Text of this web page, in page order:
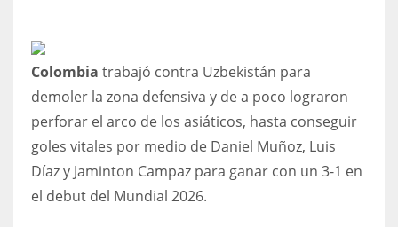
ATL
24
34
Colombia trabajó contra Uzbekistán para
demoler la zona defensiva y de a poco lograron
perforar el arco de los asiáticos, hasta conseguir
goles vitales por medio de Daniel Muñoz, Luis
Díaz y Jaminton Campaz para ganar con un 3-1 en
el debut del Mundial 2026.